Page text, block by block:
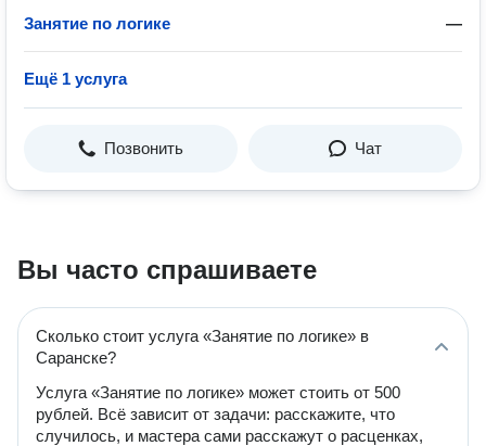
Занятие по логике —
Ещё 1 услуга
Позвонить Чат
Вы часто спрашиваете
Сколько стоит услуга «Занятие по логике» в
Саранске?
Услуга «Занятие по логике» может стоить от 500
рублей. Всё зависит от задачи: расскажите, что
случилось, и мастера сами расскажут о расценках,